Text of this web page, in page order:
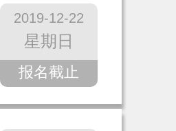
2019-12-22
星期日
报名截止